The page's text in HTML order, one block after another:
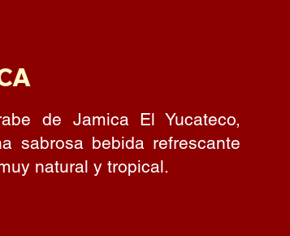
de Jamica El Yucateco,
sabrosa bebida refrescante
natural y tropical.